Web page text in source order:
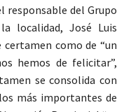
responsable del Grupo
localidad, José Luis
como de “un
hemos de felicitar”,
se consolida con
más importantes de